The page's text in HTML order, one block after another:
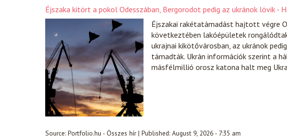
Éjszaka kitört a pokol Odesszában, Bergorodot pedig az ukránok lövik -
Éjszakai rakétatámadást hajtott végre
következtében lakóépületek
ukrajnai kikötővárosban, az ukránok
támadták. Ukrán információk szerint a
másfélmillió orosz katona halt meg
Source: Portfolio.hu - Összes hír| Published: August 9, 2026 - 7:35 am